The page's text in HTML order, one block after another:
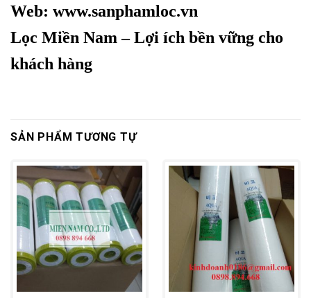
Web: www.sanphamloc.vn
Lọc Miền Nam – Lợi ích bền vững cho
khách hàng
SẢN PHẨM TƯƠNG TỰ